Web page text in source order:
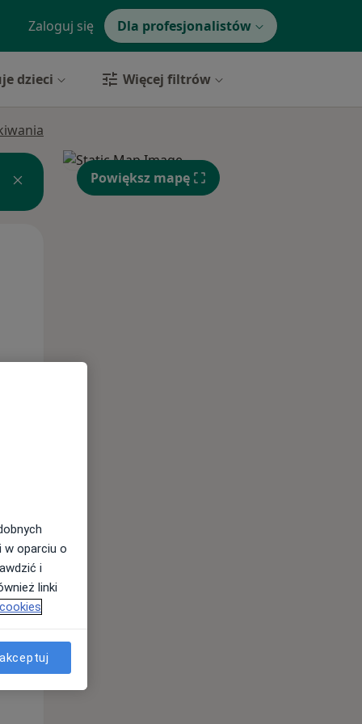
Zaloguj się Dla profesjonalistów
dzieci Więcej filtrów
Czw,
13 Sie
Powiększ mapę
w oparciu o
i
linki